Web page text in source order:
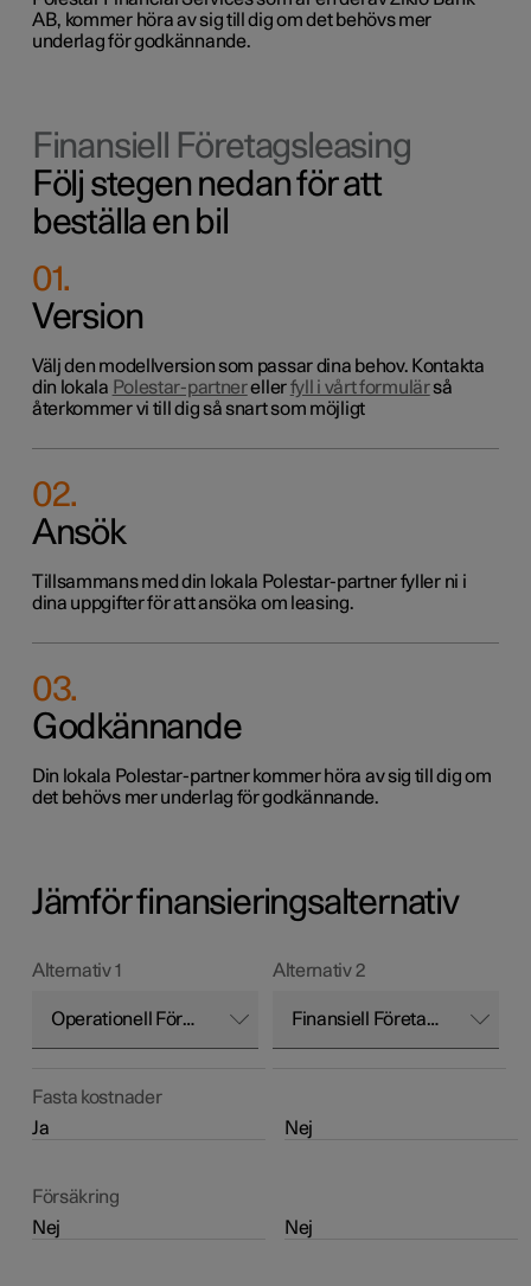
AB, kommer höra av sig till dig om det behövs mer
underlag för godkännande.
Finansiell Företagsleasing
Följ stegen nedan för att
beställa en bil
01.
Version
Välj den modellversion som passar dina behov. Kontakta
din lokala Polestar-partnerellerfyll i vårt formulärså
återkommer vi till dig så snart som möjligt
02.
Ansök
Tillsammans med din lokala Polestar-partner fyller ni i
dina uppgifter för att ansöka om leasing.
03.
Godkännande
Din lokala Polestar-partner kommer höra av sig till dig om
det behövs mer underlag för godkännande.
Jämför finansieringsalternativ
Alternativ 1
Operationell Företagsleasing
Alternativ 2
Finansiell Företagsleasing
Fasta kostnader
Ja
Nej
Försäkring
Nej
Nej